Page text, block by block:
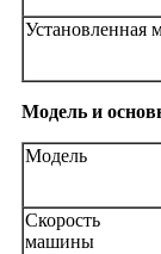
Установленная
Модель и
Модель
Скорость
машины